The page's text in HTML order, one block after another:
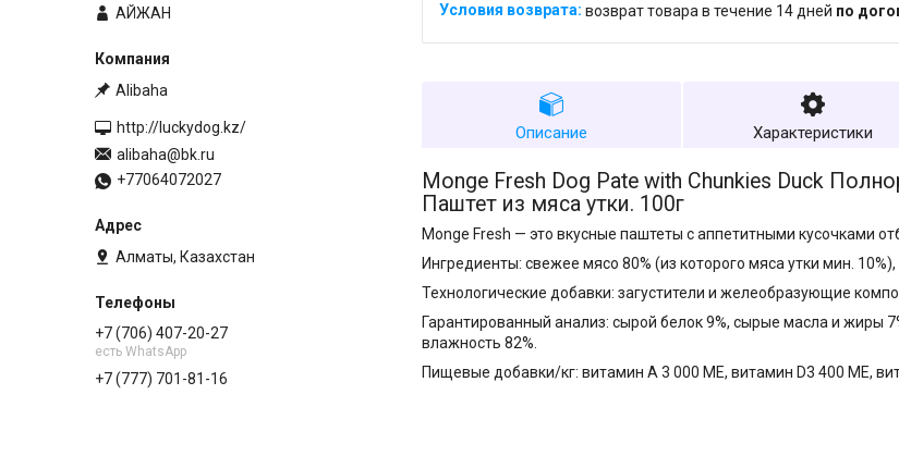
возврат товара в течение 14 дней по
Описание Характеристики
Monge Fresh Dog Pate with Chunkies Duck
Паштет из мяса утки. 100г
Monge Fresh — это вкусные паштеты с аппетитными кусочками
Ингредиенты: свежее мясо 80% (из которого мяса утки мин.
Технологические добавки: загустители и желеобразующие
Гарантированный анализ: сырой белок 9%, сырые масла и жиры
влажность 82%.
Пищевые добавки/кг: витамин А 3 000 МЕ, витамин D3 400 МЕ,
АЙЖАН
Alibaha
http://luckydog.kz/
alibaha@bk.ru
+77064072027
Алматы, Казахстан
+7 (706) 407-20-27
есть WhatsApp
+7 (777) 701-81-16